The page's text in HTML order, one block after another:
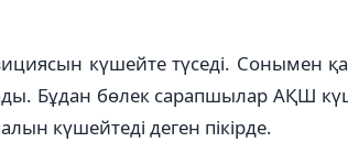
күшейте түседі. Сонымен
Бұдан бөлек сарапшылар АҚШ
күшейтеді деген пікірде.